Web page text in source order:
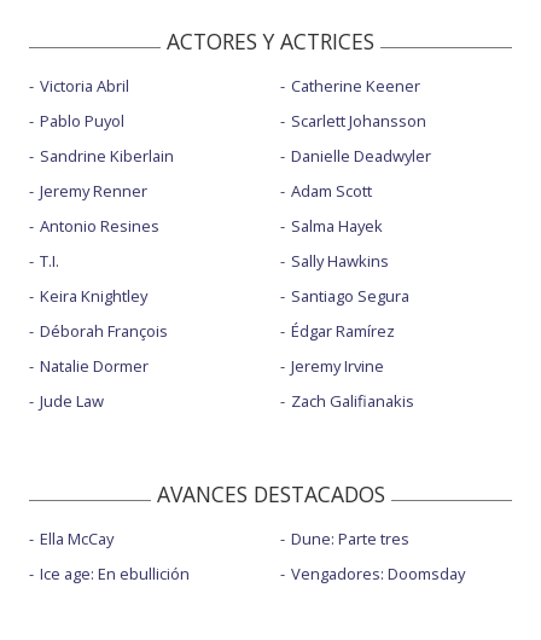
ACTORES Y ACTRICES
Victoria Abril
Pablo Puyol
Sandrine Kiberlain
Jeremy Renner
Antonio Resines
T.I.
Keira Knightley
Déborah François
Natalie Dormer
Jude Law
Catherine Keener
Scarlett Johansson
Danielle Deadwyler
Adam Scott
Salma Hayek
Sally Hawkins
Santiago Segura
Édgar Ramírez
Jeremy Irvine
Zach Galifianakis
AVANCES DESTACADOS
Ella McCay
Ice age: En ebullición
Dune: Parte tres
Vengadores: Doomsday